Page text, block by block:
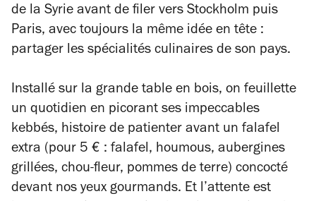
de la Syrie avant de filer vers Stockholm puis
Paris, avec toujours la même idée en tête :
partager les spécialités culinaires de son pays.
Installé sur la grande table en bois, on feuillette
un quotidien en picorant ses impeccables
kebbés, histoire de patienter avant un falafel
extra (pour 5 € : falafel, houmous, aubergines
grillées, chou-fleur, pommes de terre) concocté
devant nos yeux gourmands. Et l’attente est